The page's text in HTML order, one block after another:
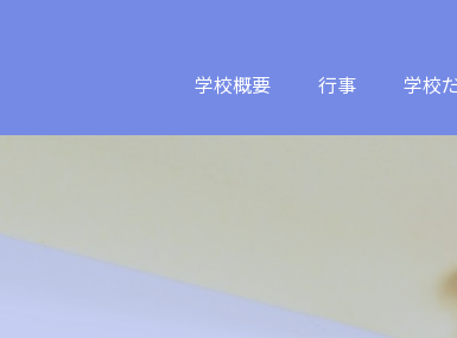
学校概要 行事 学校